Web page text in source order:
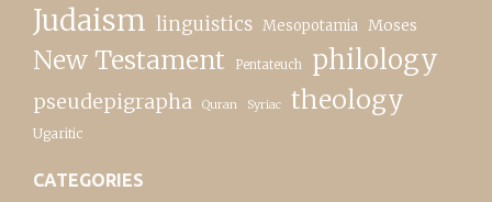
Judaism linguistics Mesopotamia Moses
New Testament Pentateuch philology
pseudepigrapha Quran Syriac theology
Ugaritic
CATEGORIES